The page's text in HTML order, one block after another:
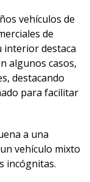
vehículos de
de
interior destaca
algunos casos,
destacando
para facilitar
a una
vehículo mixto
incógnitas.